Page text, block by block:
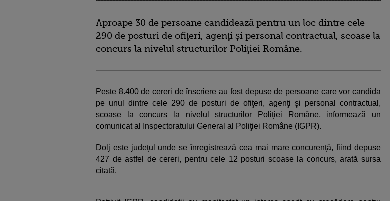
Aproape 30 de persoane candidează pentru un loc dintre cele
290 de posturi de ofiţeri, agenţi şi personal contractual, scoase la
concurs la nivelul structurilor Poliţiei Române.
Peste 8.400 de cereri de înscriere au fost depuse de persoane care vor candida
pe unul dintre cele 290 de posturi de ofiţeri, agenţi şi personal contractual,
scoase la concurs la nivelul structurilor Poliţiei Române, informează un
comunicat al Inspectoratului General al Poliţiei Române (IGPR).
Dolj este judeţul unde se înregistrează cea mai mare concurenţă, fiind depuse
427 de astfel de cereri, pentru cele 12 posturi scoase la concurs, arată sursa
citată.